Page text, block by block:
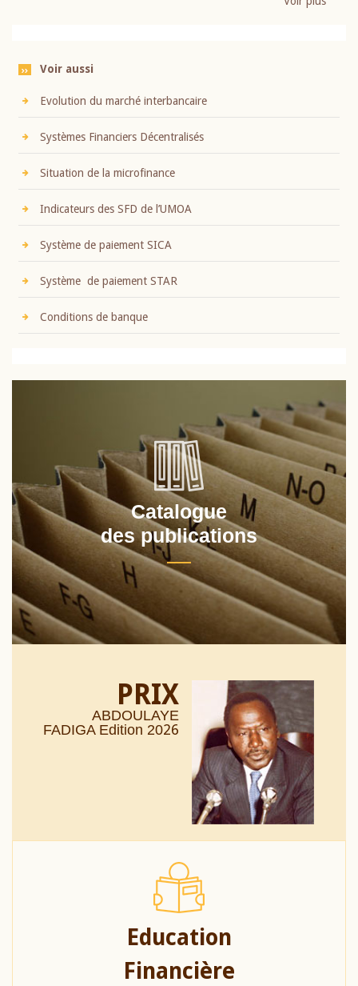
Voir aussi
Evolution du marché interbancaire
Systèmes Financiers Décentralisés
Situation de la microfinance
Indicateurs des SFD de l’UMOA
Système de paiement SICA
Système de paiement STAR
Conditions de banque
Catalogue
des publications
PRIX
ABDOULAYE
FADIGA Edition 2026
Education
Financière